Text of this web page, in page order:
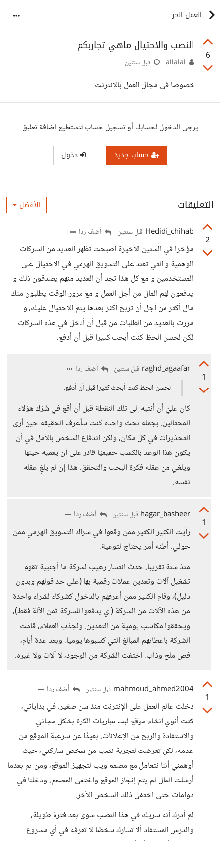
العمل الحر
6
النصب والاحتيال ماهي تجاربكم
قبل سنتين
خصوصا في مجال العمل بالإنترنت
يرجى الدخول لحسابك أو تسجيل حساب لتستطيع إضافة تعليق
حساب جديد دخول
التعليقات الأفضل
2
Hedidi_chihab قبل سنتين أضف ردا
مؤخرا في السنين الأخيرة أصبحت تظهر العديد من الشركات
الوهمية و التي تعند على التسويق الهرمي في الإحتيال على
المستخدمين و مع كل هذا تجد أن العديد منهم يصدقون ذلك و
يدفعون لهم المال من أجل العمل و مع مرور الوقت يطلبون منك
مال أكثر من أجل أن تربح أكثر بعدها يتم الإحتيال عليك، و
مررت بالعديد من الطلبات من قبل أن أدخل في هذه الشركات
لكن لحسن الحظ كنت أبحث كثيرا قبل أن أدفع.
1
raghd_agaafar قبل سنتين
أضف ردا
لحسن الحظ كنت أبحث كثيرا قبل أن أدفع.
كان عليّ أن أنتبه إلى تلك النقطة قبل أن أقع في شَرَك هؤلاء
المحتالين. بجملة بحث واحدة كنت سأعرف الحقيقة حين أرى
التحذيرات في كل مكان، ولكن اندفاع الشخص بالأمل في أن
يكون هذا الوعد بالكسب حقيقيًا قادر على أن يعميه حينها
ويلغي من عقله فكرة البحث والتحقق. هذا إن لم يلغِ عقله
نفسه.
1
hagar_basheer قبل سنتين أضف ردا
رأيت الكثير الكثير ممن وقعوا في شراك التسويق الهرمي ممن
حولي. أظنه أمر يحتاج لتوعية.
منذ سنة تقريبا، حدث انتشار رهيب لشركة ما أجنبية تقوم
تشغيل آلات وتعدين عملات رقمية بها (على حد قولهم وبدون
دليل)، وقام الكثير ممن أعرفهم بالدخول كشركاء لشراء واحدة
من هذه الآلات من الشركة (أي يدفعوا للشركة ثمن الآلة فقط)،
ويحققوا مكاسب يومية من التعدين. ولجذب العملاء، قامت
الشركة بإعطائهم المبالغ التي كسبوها يوميا. وبعد عدة أيام،
فص ملح وذاب. اختفت الشركة من الوجود، لا آلات ولا غيره.
1
mahmoud_ahmed2004 قبل سنتين أضف ردا
دخلت عالم العمل على الإنترنت منذ سن صغير. في بداياتي،
كنت أنوي إنشاء موقع لبث مباريات الكرة بشكل مجاني
والاستفادة والربح من الإعلانات، بعيدًا عن شرعية الموقع من
عدمه، لكن تعرضت لتجربة نصب من شخص شاركني، حيث
أوهمني أننا نتعامل مع مصمم ويب لتجهيز الموقع، ومن ثم بعدما
أرسلت المال لم يتم إنجاز الموقع واختفى المصمم، ودخلنا في
دوامات حتى اختفى ذلك الشخص الآخر.
لم أدرك أنه شريك في هذا النصب سوى بعد فترة طويلة،
والدرس المستفاد ألا تشارك شخصًا لا تعرفه في أي مشروع